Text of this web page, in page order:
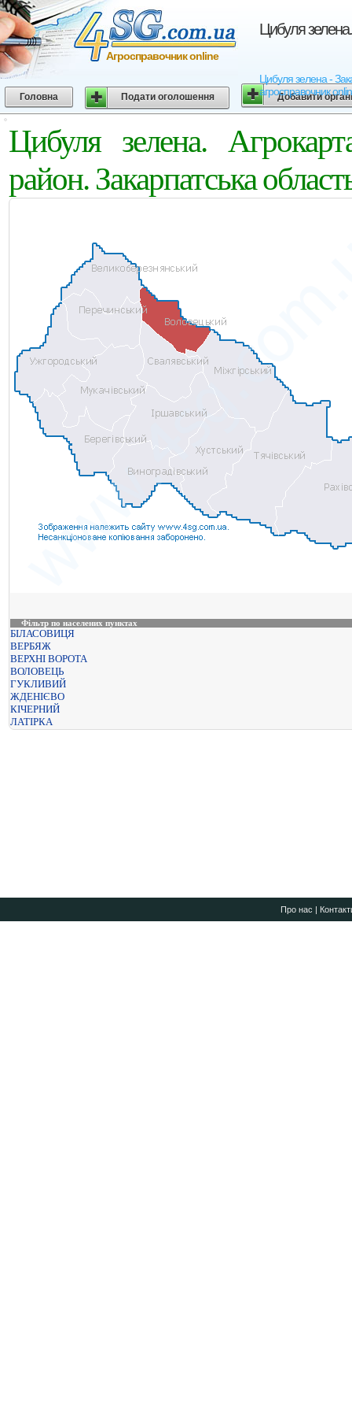
Цибуля
Цибуля зелена -
агросправочник
Агросправочник online
Головна Подати оголошення Добавити
Цибуля зелена.
район. Закарпатська
Фільтр по населених пунктах
БІЛАСОВИЦЯ
ВЕРБЯЖ
ВЕРХНІ ВОРОТА
ВОЛОВЕЦЬ
ГУКЛИВИЙ
ЖДЕНІЄВО
КІЧЕРНИЙ
ЛАТІРКА
Про нас |